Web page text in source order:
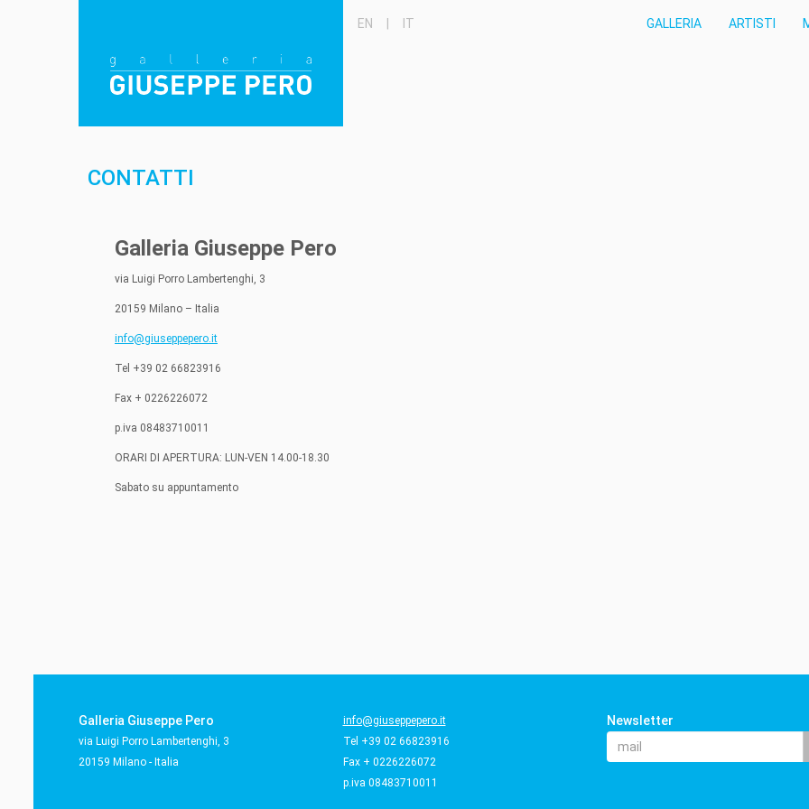
EN IT GALLERIA ARTISTI
CONTATTI
Galleria Giuseppe Pero
via Luigi Porro Lambertenghi, 3
20159 Milano – Italia
info@giuseppepero.it
Tel +39 02 66823916
Fax + 0226226072
p.iva 08483710011
ORARI DI APERTURA: LUN-VEN 14.00-18.30
Sabato su appuntamento
Galleria Giuseppe Pero
via Luigi Porro Lambertenghi, 3
20159 Milano - Italia
info@giuseppepero.it
Tel +39 02 66823916
Fax + 0226226072
p.iva 08483710011
Newsletter